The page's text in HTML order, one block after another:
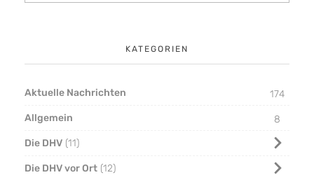
KATEGORIEN
Aktuelle Nachrichten
174
Allgemein
8
Die DHV 11
Die DHV vor Ort 12